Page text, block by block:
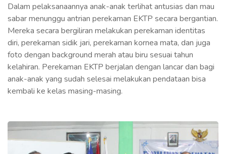
Dalam pelaksanaannya anak-anak terlihat antusias dan mau
sabar menunggu antrian perekaman EKTP secara bergantian.
Mereka secara bergiliran melakukan perekaman identitas
diri, perekaman sidik jari, perekaman kornea mata, dan juga
foto dengan background merah atau biru sesuai tahun
kelahiran. Perekaman EKTP berjalan dengan lancar dan bagi
anak-anak yang sudah selesai melakukan pendataan bisa
kembali ke kelas masing-masing.